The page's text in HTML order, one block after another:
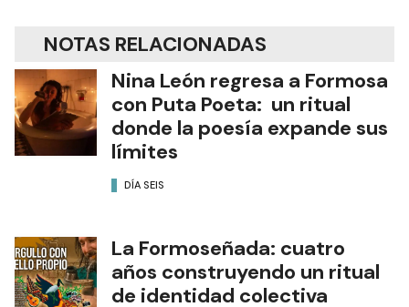
NOTAS RELACIONADAS
Nina León regresa a Formosa
con Puta Poeta: un ritual
donde la poesía expande sus
límites
DÍA SEIS
La Formoseñada: cuatro
años construyendo un ritual
de identidad colectiva